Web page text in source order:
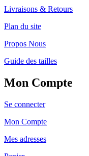
Livraisons & Retours
Plan du site
Propos Nous
Guide des tailles
Mon Compte
Se connecter
Mon Compte
Mes adresses